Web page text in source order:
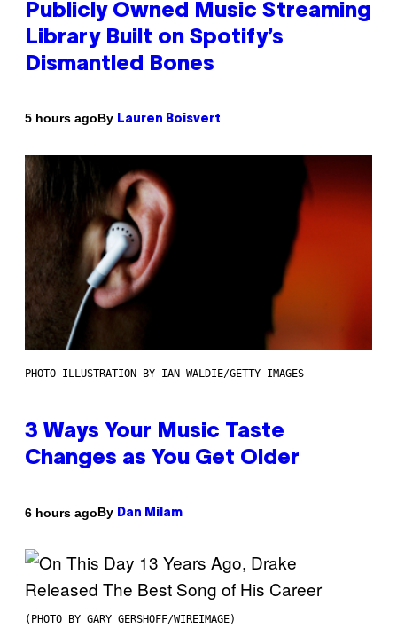
Publicly Owned Music Streaming
Library Built on Spotify’s
Dismantled Bones
5 hours agoBy Lauren Boisvert
PHOTO ILLUSTRATION BY IAN WALDIE/GETTY IMAGES
3 Ways Your Music Taste
Changes as You Get Older
6 hours agoBy Dan Milam
(PHOTO BY GARY GERSHOFF/WIREIMAGE)